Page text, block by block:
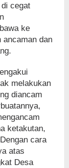
cegat
ke
ancaman dan
melakukan
diancam
ketakutan,
cara
atas
Desa